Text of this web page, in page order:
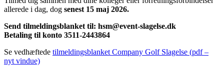
allerede i dag, dog senest 15 maj 2026.
Send tilmeldingsblanket til: hsm@event-slagelse.dk
Betaling til konto 3511-2443864
Se vedhæftede tilmeldingsblanket Company Golf Slagelse (pdf –
nyt vindue)